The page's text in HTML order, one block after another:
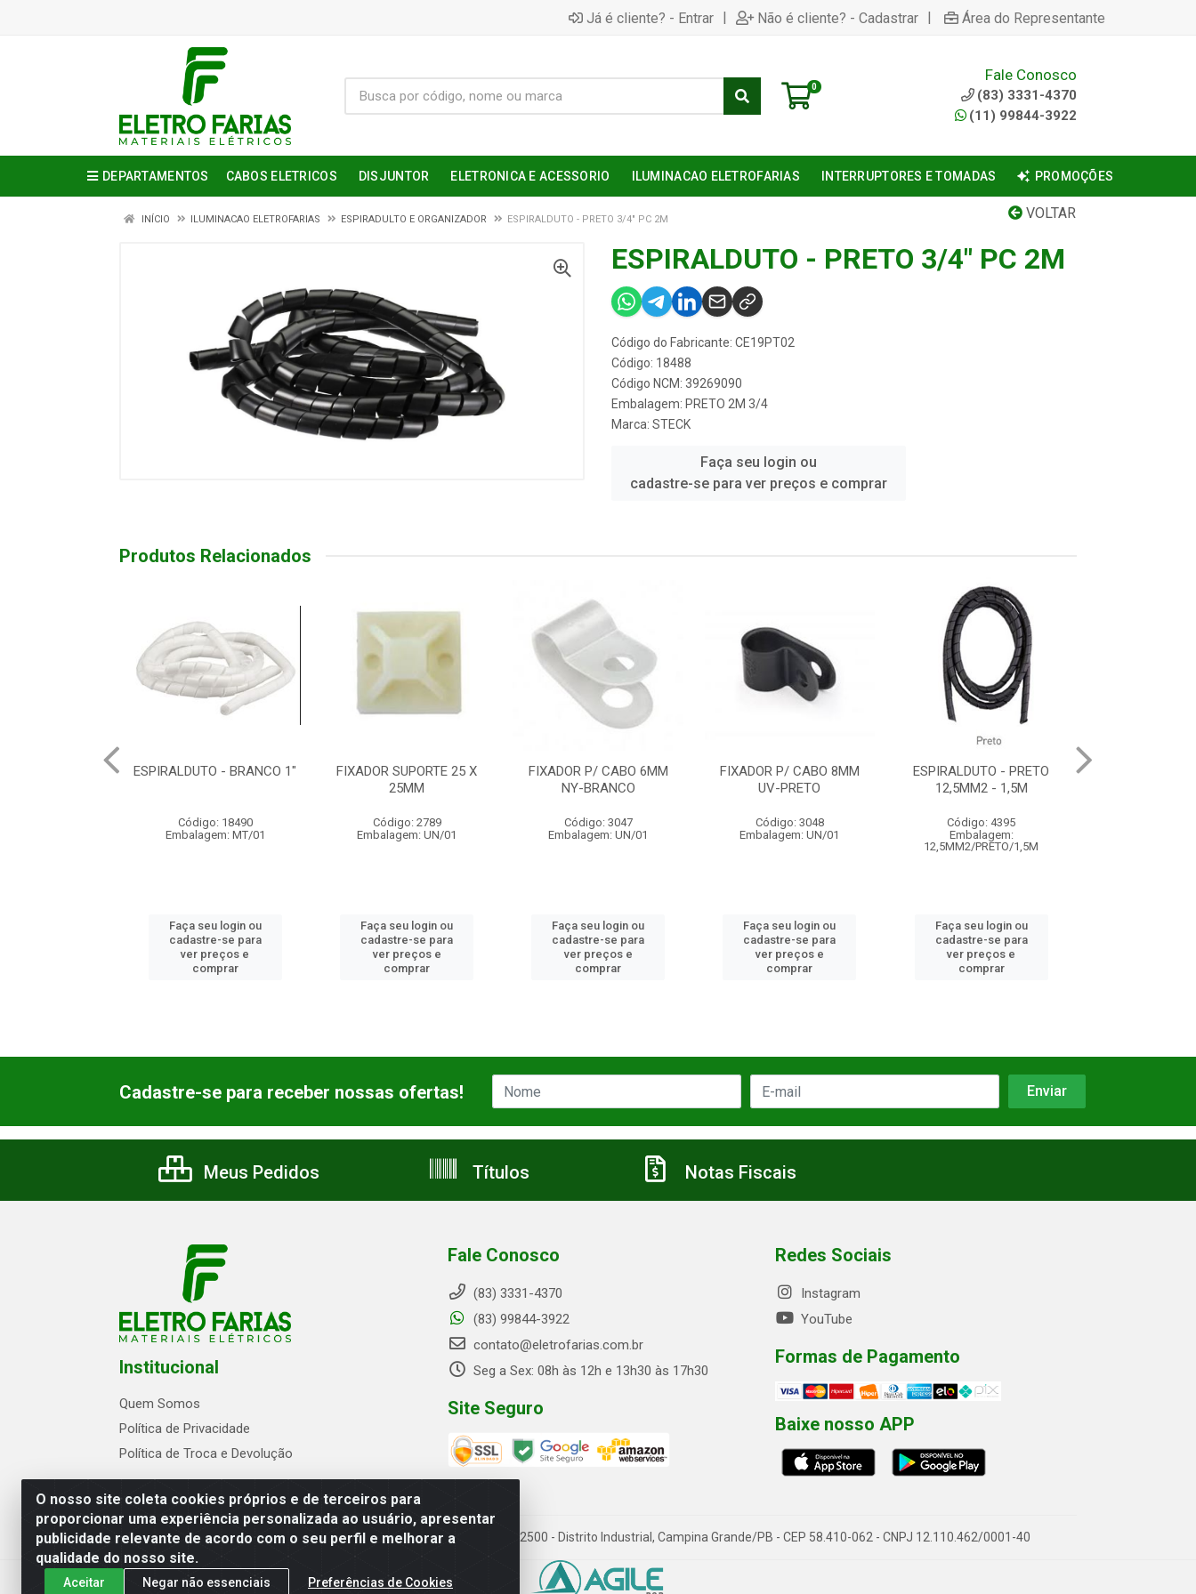
Já é cliente? - Entrar | Não é cliente? - Cadastrar | Área do Representante
0
Fale Conosco
(83) 3331-4370
(11) 99844-3922
DEPARTAMENTOS CABOS ELETRICOS DISJUNTOR ELETRONICA E ACESSORIO ILUMINACAO ELETROFARIAS INTERRUPTORES E TOMADAS PROMOÇÕES
VOLTAR
INÍCIO ILUMINACAO ELETROFARIAS ESPIRADULTO E ORGANIZADOR ESPIRALDUTO - PRETO 3/4" PC 2M
ESPIRALDUTO - PRETO 3/4" PC 2M
Código do Fabricante: CE19PT02
Código: 18488
Código NCM: 39269090
Embalagem: PRETO 2M 3/4
Marca: STECK
Faça seu login ou
cadastre-se para ver preços e comprar
Produtos Relacionados
ESPIRALDUTO - BRANCO 1"
Código: 18490
Embalagem: MT/01
Faça seu login ou
cadastre-se para
ver preços e
comprar
FIXADOR SUPORTE 25 X
25MM
Código: 2789
Embalagem: UN/01
Faça seu login ou
cadastre-se para
ver preços e
comprar
FIXADOR P/ CABO 6MM
NY-BRANCO
Código: 3047
Embalagem: UN/01
Faça seu login ou
cadastre-se para
ver preços e
comprar
FIXADOR P/ CABO 8MM
UV-PRETO
Código: 3048
Embalagem: UN/01
Faça seu login ou
cadastre-se para
ver preços e
comprar
ESPIRALDUTO - PRETO
12,5MM2 - 1,5M
Código: 4395
Embalagem:
12,5MM2/PRETO/1,5M
Faça seu login ou
cadastre-se para
ver preços e
comprar
O nosso site coleta cookies próprios e de terceiros para
proporcionar uma experiência personalizada ao usuário, apresentar
publicidade relevante de acordo com o seu perfil e melhorar a
qualidade do nosso site.
Aceitar Negar não essenciais Preferências de Cookies
Cadastre-se para receber nossas ofertas!
Meus Pedidos Títulos Notas Fiscais
Institucional
Quem Somos
Política de Privacidade
Política de Troca e Devolução
Fale Conosco
(83) 3331-4370
(83) 99844-3922
contato@eletrofarias.com.br
Seg a Sex: 08h às 12h e 13h30 às 17h30
Site Seguro
Redes Sociais
Instagram
YouTube
Formas de Pagamento
Baixe nosso APP
Eletrofarias Materiais Eletricos - Av. Jorn. Assis Chateaubriand, 2500 - Distrito Industrial, Campina Grande/PB - CEP 58.410-062 - CNPJ 12.110.462/0001-40